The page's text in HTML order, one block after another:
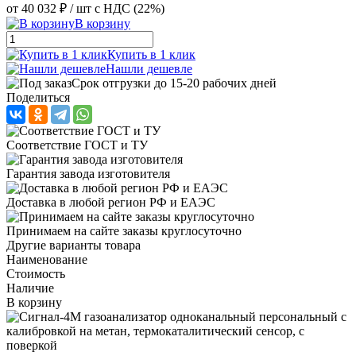
от 40 032 ₽ / шт с НДС (22%)
В корзину
Купить в 1 клик
Нашли дешевле
Срок отгрузки до 15-20 рабочих дней
Поделиться
Соответствие ГОСТ и ТУ
Гарантия завода изготовителя
Доставка в любой регион РФ и ЕАЭС
Принимаем на сайте заказы круглосуточно
Другие варианты товара
Наименование
Стоимость
Наличие
В корзину